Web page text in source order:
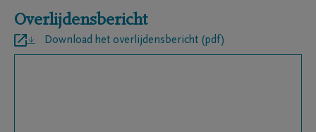
Overlijdensbericht
Download het overlijdensbericht (pdf)